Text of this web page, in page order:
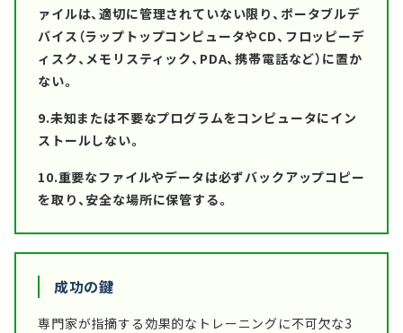
ァイルは、適切に管理されていない限り、ポータブルデ
バイス（ラップトップコンピュータやCD、フロッピーデ
ィスク、メモリスティック、PDA、携帯電話など）に置か
ない。
9.未知または不要なプログラムをコンピュータにイン
ストールしない。
10.重要なファイルやデータは必ずバックアップコピー
を取り、安全な場所に保管する。
成功の鍵
専門家が指摘する効果的なトレーニングに不可欠な3